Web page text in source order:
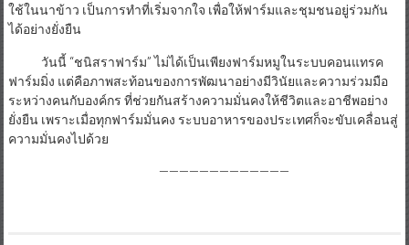
ใช้ในนาข้าว เป็นการทำที่เริ่มจากใจ เพื่อให้ฟาร์มและชุมชนอยู่ร่วมกัน
ได้อย่างยั่งยืน
วันนี้ “ชนิสราฟาร์ม” ไม่ได้เป็นเพียงฟาร์มหมูในระบบคอนแทรค
ฟาร์มมิ่ง แต่คือภาพสะท้อนของการพัฒนาอย่างมีวินัยและความร่วมมือ
ระหว่างคนกับองค์กร ที่ช่วยกันสร้างความมั่นคงให้ชีวิตและอาชีพอย่าง
ยั่งยืน เพราะเมื่อทุกฟาร์มมั่นคง ระบบอาหารของประเทศก็จะขับเคลื่อนสู่
ความมั่นคงไปด้วย
—————————————